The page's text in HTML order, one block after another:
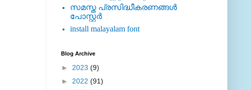
സമസ്ത പ്രസിദ്ധീകരണങ്ങള്‍
പോസ്റ്റര്‍
install malayalam font
Blog Archive
► 2023 (9)
► 2022 (91)